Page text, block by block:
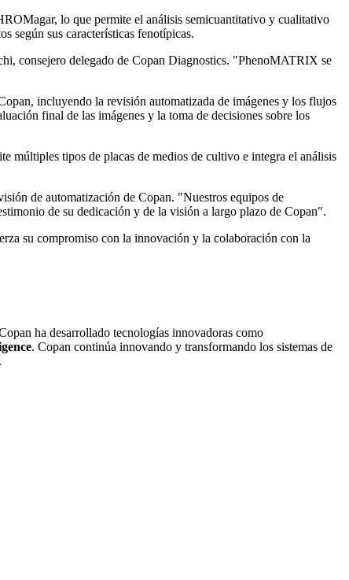
lo que permite el análisis semicuantitativo y cualitativo
según sus características fenotípicas.
consejero delegado de Copan Diagnostics. "PhenoMATRIX se
incluyendo la revisión automatizada de imágenes y los flujos
final de las imágenes y la toma de decisiones sobre los
múltiples tipos de placas de medios de cultivo e integra el análisis
de automatización de Copan. "Nuestros equipos de
de su dedicación y de la visión a largo plazo de Copan".
su compromiso con la innovación y la colaboración con la
ha desarrollado tecnologías innovadoras como
. Copan continúa innovando y transformando los sistemas de